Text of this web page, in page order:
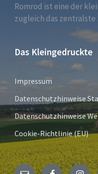
Romrod ist eine der
zugleich das zentralste
Das Kleingedruckte
Impressum
Datenschutzhinweise
Datenschutzhinweise
Cookie-Richtlinie (EU)